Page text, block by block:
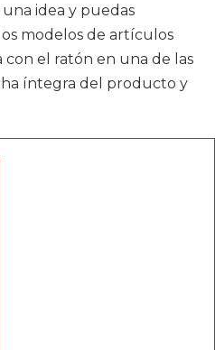
idea y puedas
modelos de artículos
con el ratón en una de las
íntegra del producto y